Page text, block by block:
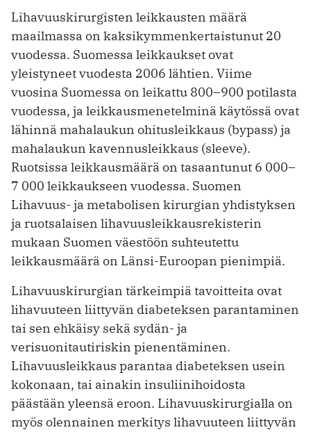
Lihavuuskirurgisten leikkausten määrä
maailmassa on kaksikymmenkertaistunut 20
vuodessa. Suomessa leikkaukset ovat
yleistyneet vuodesta 2006 lähtien. Viime
vuosina Suomessa on leikattu 800–900 potilasta
vuodessa, ja leikkausmenetelminä käytössä ovat
lähinnä mahalaukun ohitusleikkaus (bypass) ja
mahalaukun kavennusleikkaus (sleeve).
Ruotsissa leikkausmäärä on tasaantunut 6 000–
7 000 leikkaukseen vuodessa. Suomen
Lihavuus- ja metabolisen kirurgian yhdistyksen
ja ruotsalaisen lihavuusleikkausrekisterin
mukaan Suomen väestöön suhteutettu
leikkausmäärä on Länsi-Euroopan pienimpiä.
Lihavuuskirurgian tärkeimpiä tavoitteita ovat
lihavuuteen liittyvän diabeteksen parantaminen
tai sen ehkäisy sekä sydän- ja
verisuonitautiriskin pienentäminen.
Lihavuusleikkaus parantaa diabeteksen usein
kokonaan, tai ainakin insuliinihoidosta
päästään yleensä eroon. Lihavuuskirurgialla on
myös olennainen merkitys lihavuuteen liittyvän